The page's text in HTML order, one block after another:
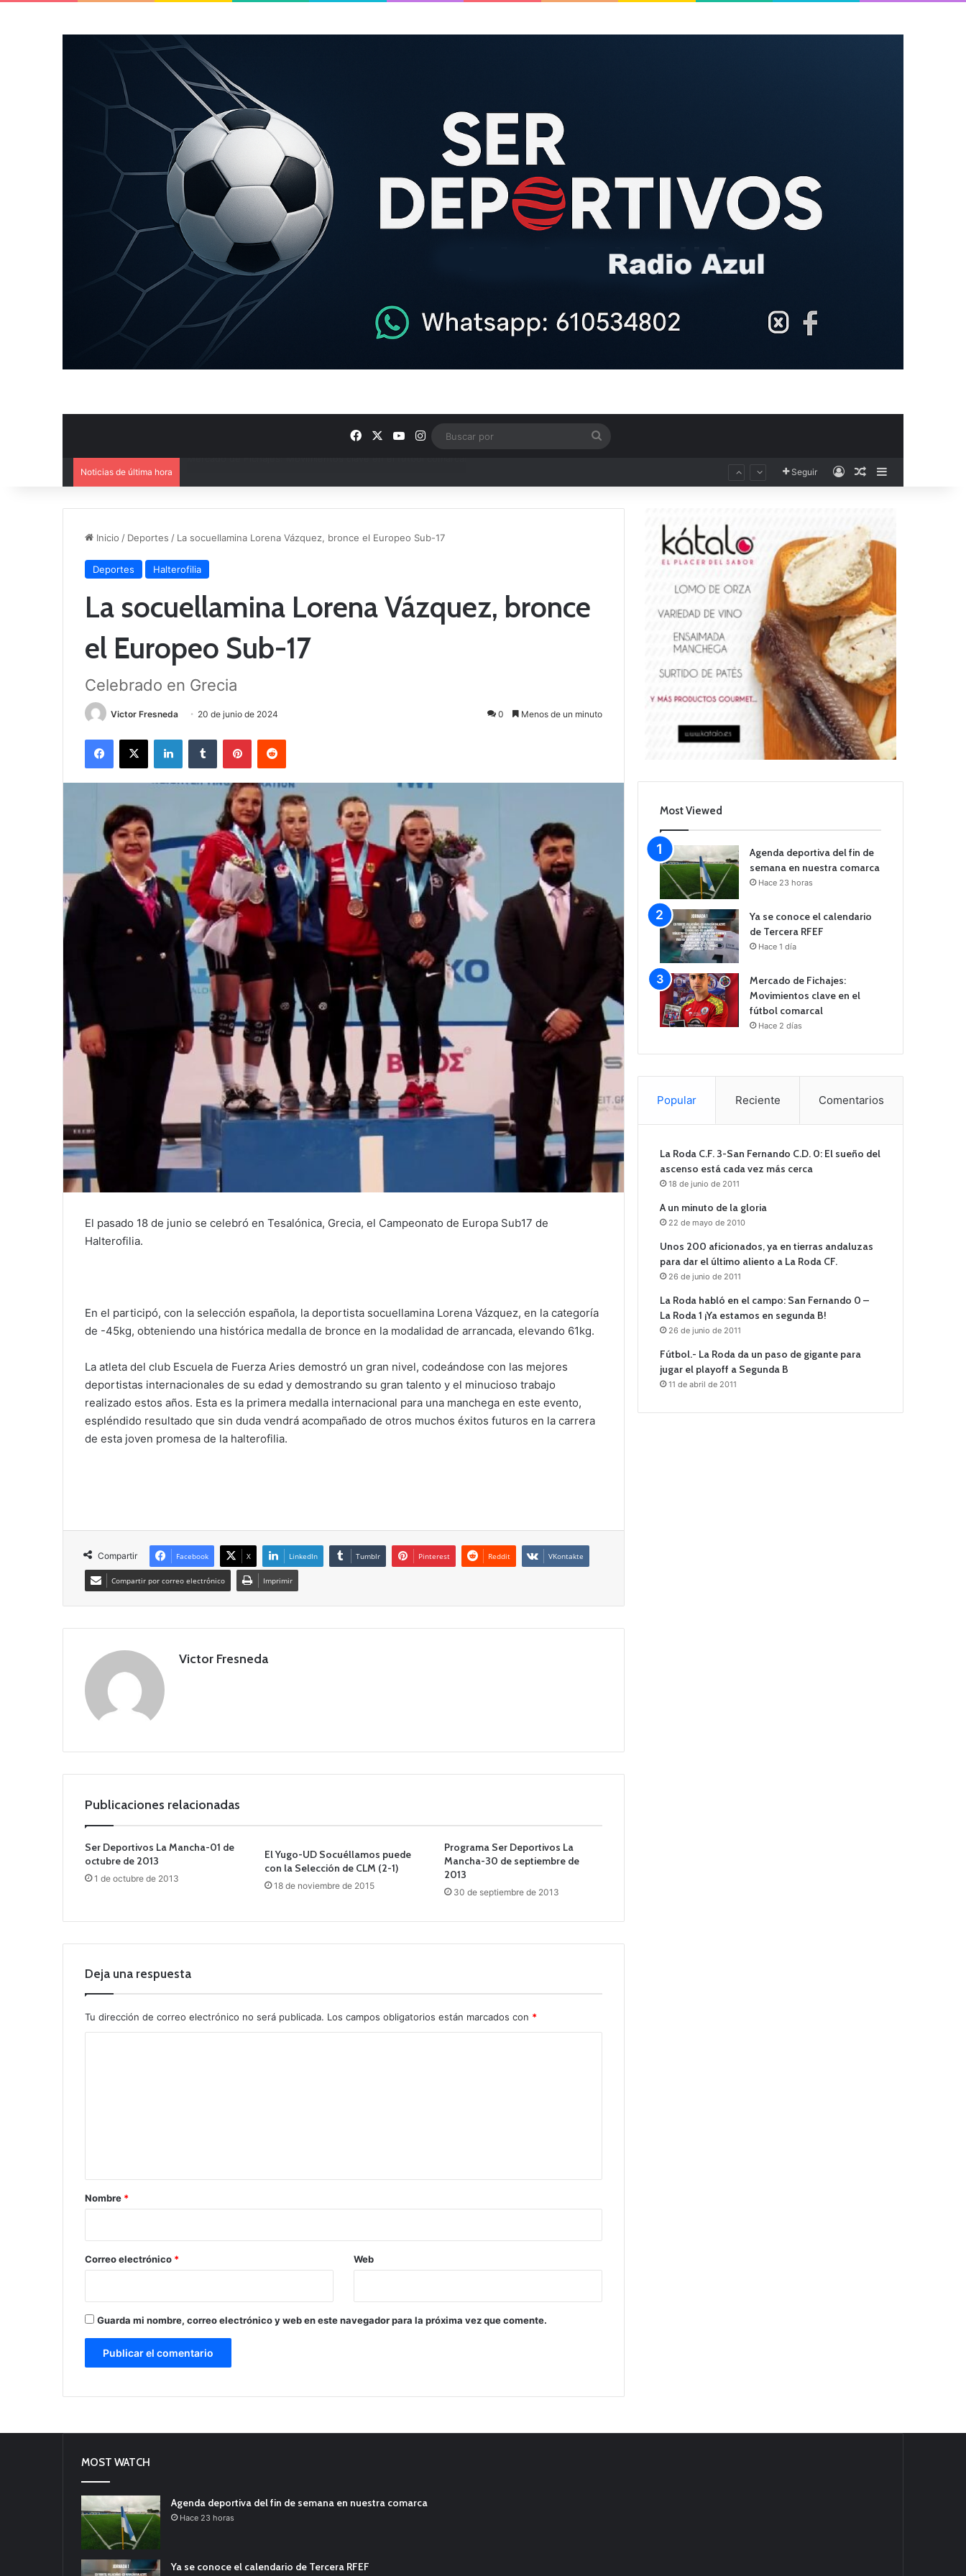
FacebookYouTube
Instagram
Noticias de última hora Seguir AccesoPublicación al
Inicio / Deportes / La socuellamina Lorena Vázquez, bronce el Europeo Sub-17
Deportes Halterofilia
La socuellamina Lorena Vázquez, bronce
el Europeo Sub-17
Celebrado en Grecia
Victor Fresneda 20 de junio de 2024 0 Menos de un minuto
El pasado 18 de junio se celebró en Tesalónica, Grecia, el Campeonato de Europa Sub17 de
Halterofilia.
En el participó, con la selección española, la deportista socuellamina Lorena Vázquez, en la categoría
de -45kg, obteniendo una histórica medalla de bronce en la modalidad de arrancada, elevando 61kg.
La atleta del club Escuela de Fuerza Aries demostró un gran nivel, codeándose con las mejores
deportistas internacionales de su edad y demostrando su gran talento y el minucioso trabajo
realizado estos años. Esta es la primera medalla internacional para una manchega en este evento,
espléndido resultado que sin duda vendrá acompañado de otros muchos éxitos futuros en la carrera
de esta joven promesa de la halterofilia.
Compartir Facebook X LinkedIn Tumblr Pinterest Reddit VKontakte
Compartir por correo electrónico Imprimir
Victor Fresneda
Publicaciones relacionadas
Ser Deportivos La Mancha-01 de
octubre de 2013
1 de octubre de 2013
El Yugo-UD Socuéllamos puede
con la Selección de CLM (2-1)
18 de noviembre de 2015
Programa Ser Deportivos La
Mancha-30 de septiembre de
2013
30 de septiembre de 2013
Deja una respuesta
Tu dirección de correo electrónico no será publicada. Los campos obligatorios están marcados con *
r
*
Nombre *
Correo electrónico * Web
Guarda mi nombre, correo electrónico y web en este navegador para la próxima vez que comente.
Most Viewed
Agenda deportiva del fin de
semana en nuestra comarca
Hace 23 horas
Ya se conoce el calendario
de Tercera RFEF
Hace 1 día
Mercado de Fichajes:
Movimientos clave en el
fútbol comarcal
Hace 2 días
Popular Reciente Comentarios
La Roda C.F. 3-San Fernando C.D. 0: El sueño del
ascenso está cada vez más cerca
18 de junio de 2011
A un minuto de la gloria
22 de mayo de 2010
Unos 200 aficionados, ya en tierras andaluzas
para dar el último aliento a La Roda CF.
26 de junio de 2011
La Roda habló en el campo: San Fernando 0 –
La Roda 1 ¡Ya estamos en segunda B!
26 de junio de 2011
Fútbol.- La Roda da un paso de gigante para
jugar el playoff a Segunda B
11 de abril de 2011
MOST WATCH
Agenda deportiva del fin de semana en nuestra comarca
Hace 23 horas
Ya se conoce el calendario de Tercera RFEF